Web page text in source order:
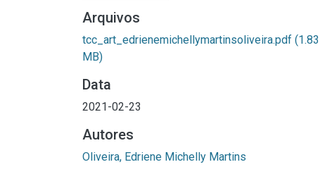
Arquivos
tcc_art_edrienemichellymartinsoliveira.pdf (1.83
MB)
Data
2021-02-23
Autores
Oliveira, Edriene Michelly Martins